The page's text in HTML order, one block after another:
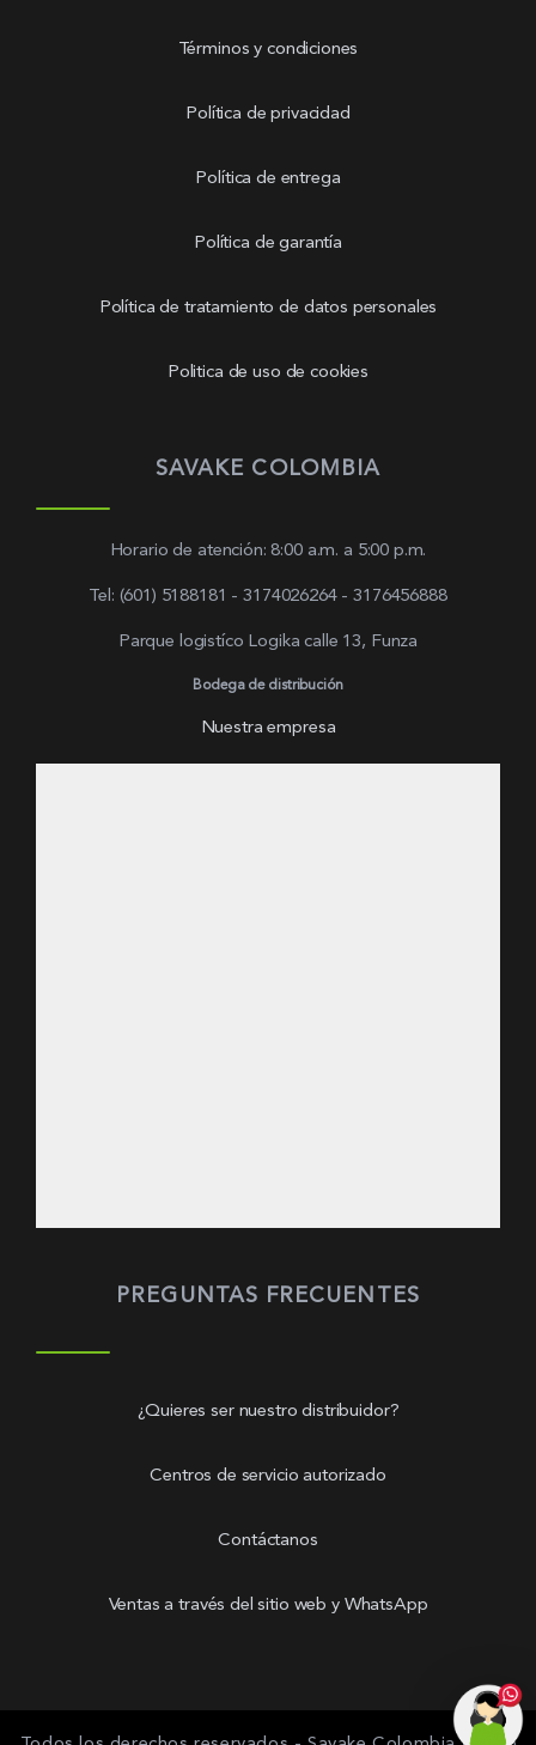
Términos y condiciones
Política de privacidad
Política de entrega
Política de garantía
Política de tratamiento de datos personales
Politica de uso de cookies
SAVAKE COLOMBIA
Horario de atención: 8:00 a.m. a 5:00 p.m.
Tel: (601) 5188181 - 3174026264 - 3176456888
Parque logistíco Logika calle 13, Funza
Bodega de distribución
Nuestra empresa
PREGUNTAS FRECUENTES
¿Quieres ser nuestro distribuidor?
Centros de servicio autorizado
Contáctanos
Ventas a través del sitio web y WhatsApp